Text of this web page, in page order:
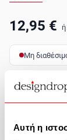
Αυτή η
12,95 € ή
Μη